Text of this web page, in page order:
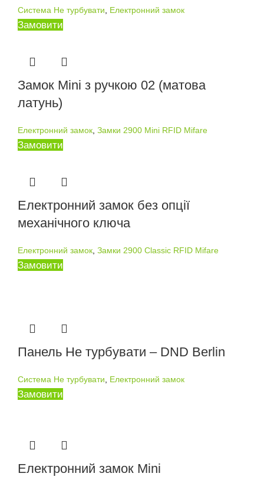
Система Не турбувати, Електронний замок
Замовити
Замок Mini з ручкою 02 (матова
латунь)
Електронний замок Замки 2900 Mini RFID Mifare
Замовити
Електронний замок без опції
механічного ключа
Електронний замок Замки 2900 Classic RFID Mifare
Замовити
Панель Не турбувати – DND Berlin
Система Не турбувати, Електронний замок
Замовити
Електронний замок Mini